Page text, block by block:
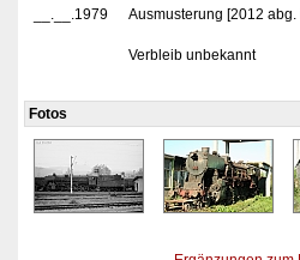
__.__.1979
Ausmusterung [2012 abg.
Verbleib unbekannt
Fotos